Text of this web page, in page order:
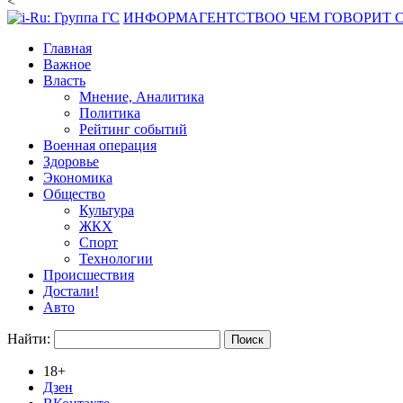
ИНФОРМАГЕНТСТВОО ЧЕМ ГОВОРИТ
Главная
Важное
Власть
Мнение, Аналитика
Политика
Рейтинг событий
Военная операция
Здоровье
Экономика
Общество
Культура
ЖКХ
Спорт
Технологии
Происшествия
Достали!
Авто
Найти:
18+
Дзен